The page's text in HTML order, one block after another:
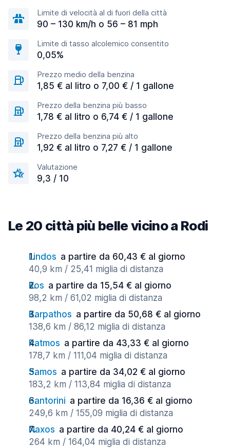
Limite di velocità al di fuori della città
90 – 130 km/h o 56 – 81 mph
Limite di tasso alcolemico consentito
0,05%
Prezzo medio della benzina
1,85 € al litro o 7,00 € / 1 gallone
Prezzo della benzina più basso
1,78 € al litro o 6,74 € / 1 gallone
Prezzo della benzina più alto
1,92 € al litro o 7,27 € / 1 gallone
Valutazione
9,3 / 10
Le 20 città più belle vicino a Rodi
Lindos a partire da 60,43 € al giorno
40,9 km / 25,41 miglia di distanza
Kos a partire da 15,54 € al giorno
98,2 km / 61,02 miglia di distanza
Karpathos a partire da 50,68 € al giorno
138,6 km / 86,12 miglia di distanza
Patmos a partire da 43,33 € al giorno
178,7 km / 111,04 miglia di distanza
Samos a partire da 34,02 € al giorno
183,2 km / 113,84 miglia di distanza
Santorini a partire da 16,36 € al giorno
249,6 km / 155,09 miglia di distanza
Naxos a partire da 40,24 € al giorno
264 km / 164,04 miglia di distanza